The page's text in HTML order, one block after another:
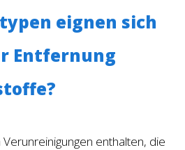
eignen sich
Entfernung
enthalten, die